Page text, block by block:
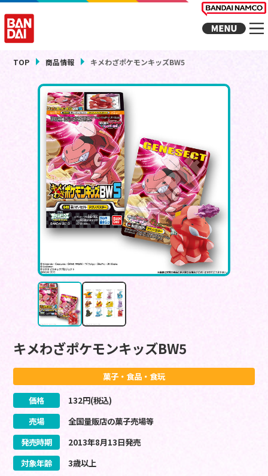
TOP 商品情報 キメわざポケモンキッズBW5
キメわざポケモンキッズBW5
菓子・食品・食玩
価格 132円(税込)
売場
全国量販店の菓子売場等
発売時期
2013年8月13日発売
対象年齢
3歳以上